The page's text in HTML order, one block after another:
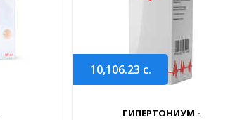
10,106.23 с.
ГИПЕРТОНИУМ -